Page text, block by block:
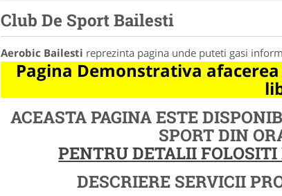
Club De Sport Bailesti
Aerobic Bailesti reprezinta pagina unde puteti gasi
Pagina Demonstrativa
ACEASTA PAGINA ESTE
SPORT DIN
PENTRU DETALII
DESCRIERE SERVICII